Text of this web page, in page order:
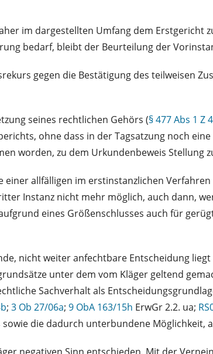
im dargestellten Umfang dem
bedarf, bleibt der Beurteilung der
gegen die Bestätigung des teilweisen
seines rechtlichen Gehörs (§ 477 Abs 1 Z
ohne dass in der Tagsatzung noch
worden, zu dem Urkundenbeweis Stellung
einer allfälligen im erstinstanzlichen
Instanz nicht mehr möglich, auch dann,
eines Größenschlusses auch für
nicht weiter anfechtbare Entscheidung
unter dem vom Kläger geltend
Sachverhalt als
; 3 Ob 27/06a; 9 ObA 163/15h ErwGr 2.2. ua;
die dadurch unterbundene
negativen Sinn entschieden. Mit der